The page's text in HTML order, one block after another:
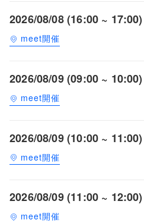
2026/08/08 (16:00 ~ 17:00)
meet開催
2026/08/09 (09:00 ~ 10:00)
meet開催
2026/08/09 (10:00 ~ 11:00)
meet開催
2026/08/09 (11:00 ~ 12:00)
meet開催